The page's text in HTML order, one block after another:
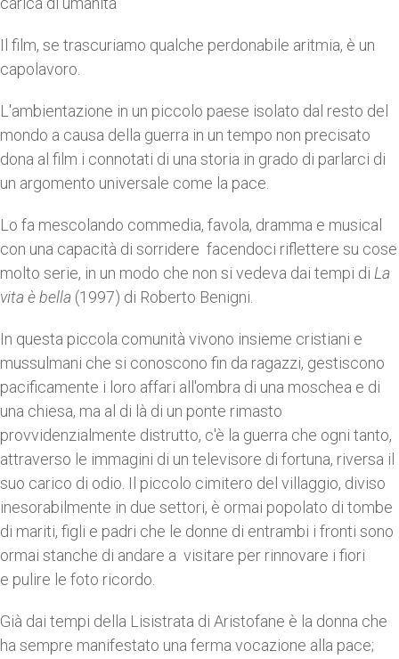
Il film, se trascuriamo qualche perdonabile aritmia, è un
capolavoro.
L'ambientazione in un piccolo paese isolato dal resto del
mondo a causa della guerra in un tempo non precisato
dona al film i connotati di una storia in grado di parlarci di
un argomento universale come la pace.
Lo fa mescolando commedia, favola, dramma e musical
con una capacità di sorridere facendoci riflettere su cose
molto serie, in un modo che non si vedeva dai tempi di La
vita è bella (1997) di Roberto Benigni.
In questa piccola comunità vivono insieme cristiani e
mussulmani che si conoscono fin da ragazzi, gestiscono
pacificamente i loro affari all'ombra di una moschea e di
una chiesa, ma al di là di un ponte rimasto
provvidenzialmente distrutto, c'è la guerra che ogni tanto,
attraverso le immagini di un televisore di fortuna, riversa il
suo carico di odio. Il piccolo cimitero del villaggio, diviso
inesorabilmente in due settori, è ormai popolato di tombe
di mariti, figli e padri che le donne di entrambi i fronti sono
ormai stanche di andare a visitare per rinnovare i fiori
e pulire le foto ricordo.
Già dai tempi della Lisistrata di Aristofane è la donna che
ha sempre manifestato una ferma vocazione alla pace;